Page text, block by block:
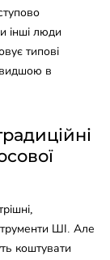
інші люди
типові
в
ШІ. Але
коштувати